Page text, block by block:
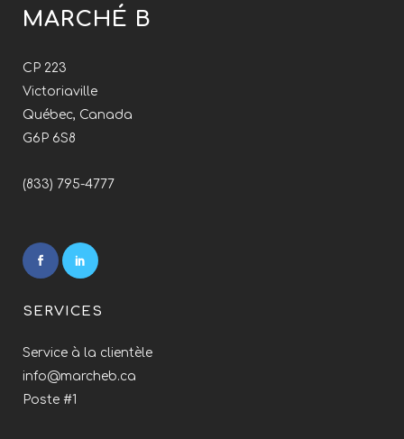
MARCHÉ B
CP 223
Victoriaville
Québec, Canada
G6P 6S8
(833) 795-4777
SERVICES
Service à la clientèle
info@marcheb.ca
Poste #1